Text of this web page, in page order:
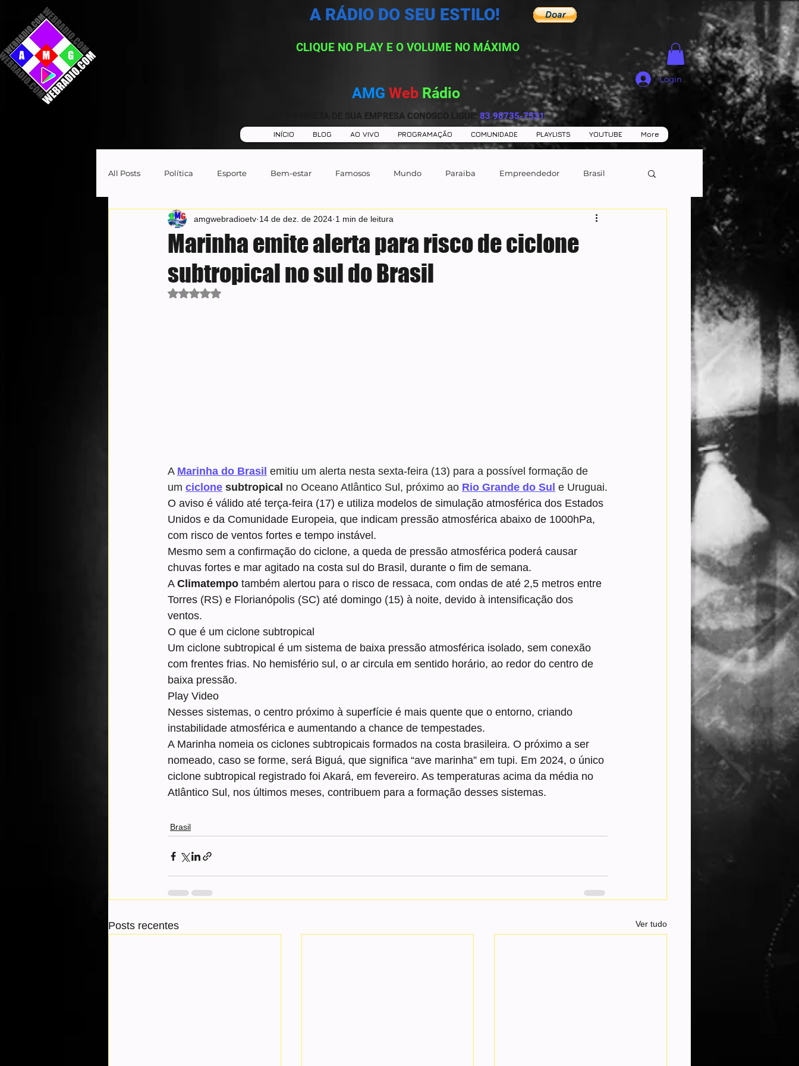
CLIQUE NO PLAY E O VOLUME NO MÁXIMO
AMG Web Rádio
GRAVE A VINHETA DE SUA EMPRESA CONOSCO LIGUE: 83 98735-7531
A RÁDIO DO SEU ESTILO!
Login
INÍCIO BLOG AO VIVO PROGRAMAÇÃO COMUNIDADE PLAYLISTS YOUTUBE More
All Posts Política Esporte Bem-estar Famosos Mundo Paraiba Empreendedor Brasil
Marinha emite alerta para risco de ciclone
subtropical no sul do Brasil
amgwebradioetv 14 de dez. de 2024 1 min de leitura
Avaliado com NaN de 5 estrelas.
A Marinha do Brasil emitiu um alerta nesta sexta-feira (13) para a possível formação de
um ciclone subtropical no Oceano Atlântico Sul, próximo ao Rio Grande do Sul e Uruguai.
O aviso é válido até terça-feira (17) e utiliza modelos de simulação atmosférica dos Estados
Unidos e da Comunidade Europeia, que indicam pressão atmosférica abaixo de 1000hPa,
com risco de ventos fortes e tempo instável.
Mesmo sem a confirmação do ciclone, a queda de pressão atmosférica poderá causar
chuvas fortes e mar agitado na costa sul do Brasil, durante o fim de semana.
A Climatempo também alertou para o risco de ressaca, com ondas de até 2,5 metros entre
Torres (RS) e Florianópolis (SC) até domingo (15) à noite, devido à intensificação dos
ventos.
O que é um ciclone subtropical
Um ciclone subtropical é um sistema de baixa pressão atmosférica isolado, sem conexão
com frentes frias. No hemisfério sul, o ar circula em sentido horário, ao redor do centro de
baixa pressão.
Play Video
Nesses sistemas, o centro próximo à superfície é mais quente que o entorno, criando
instabilidade atmosférica e aumentando a chance de tempestades.
A Marinha nomeia os ciclones subtropicais formados na costa brasileira. O próximo a ser
nomeado, caso se forme, será Biguá, que significa “ave marinha” em tupi. Em 2024, o único
ciclone subtropical registrado foi Akará, em fevereiro. As temperaturas acima da média no
Atlântico Sul, nos últimos meses, contribuem para a formação desses sistemas.
Brasil
Posts recentes Ver tudo